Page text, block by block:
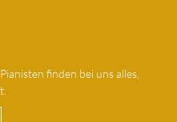
finden bei uns alles,